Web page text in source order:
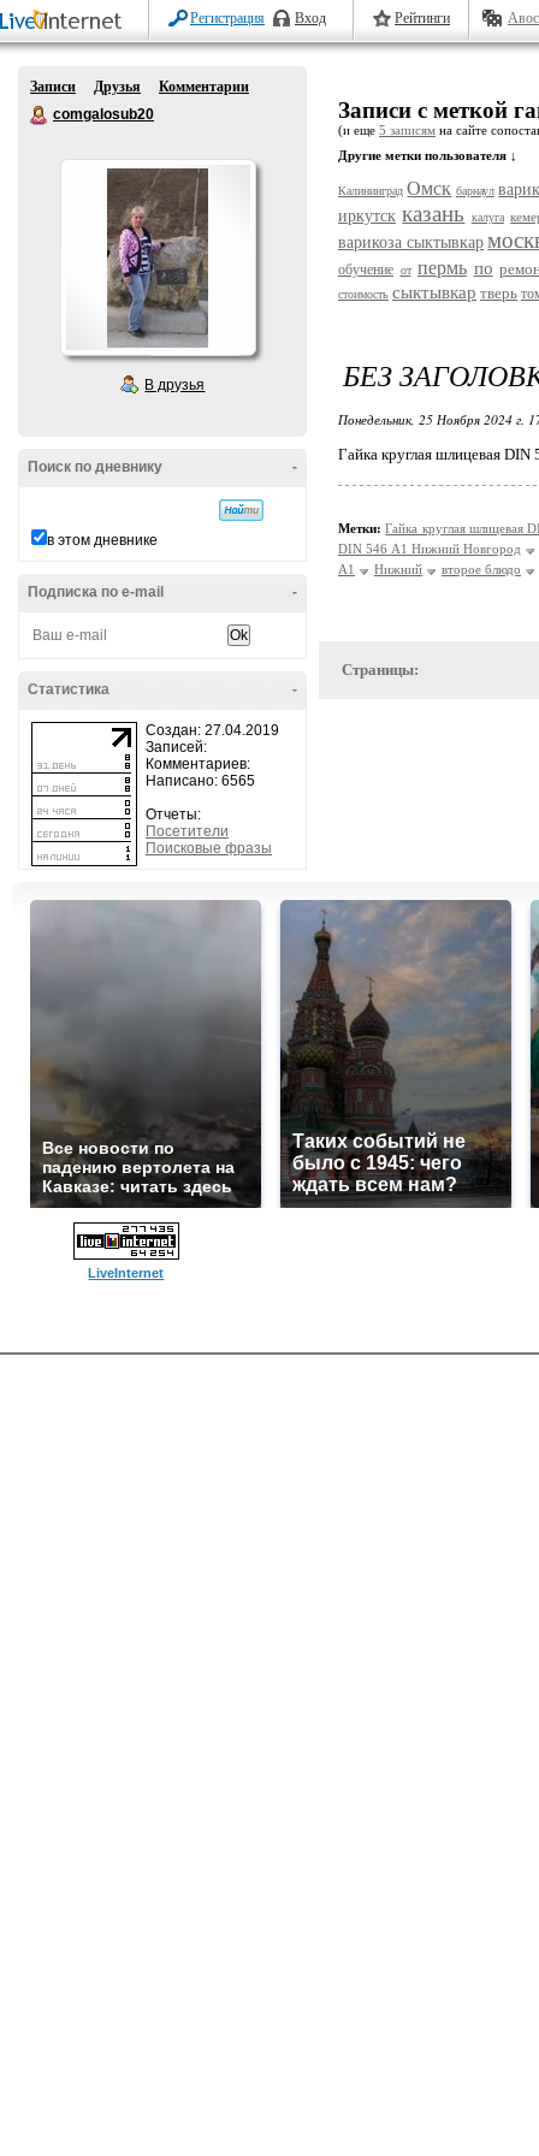
Регистрация Вход Рейтинги
Записи Друзья
Комментарии
comgalosub20
В друзья
-
Поиск по дневнику
в этом дневнике
-
Подписка по e-mail
-
Статистика
Создан: 27.04.2019
Записей:
Комментариев:
Написано: 6565
Отчеты:
Посетители
Поисковые фразы
Записи с меткой
(и еще 5 записям на сайте
Другие метки пользователя ↓
Калининград Омск барнаул
иркутск казань калуга
варикоза сыктывкар
обучение от пермь по
стоимость сыктывкар тверь
БЕЗ
Понедельник, 25 Ноября 2024 г.
Гайка круглая шлицевая
Метки: Гайка круглая
DIN 546 А1 Нижний Новгород
А1
Нижний второе блюдо
Страницы:
Все новости по
падению вертолета на
Кавказе: читать здесь
Таких событий не
было с 1945: чего
ждать всем нам?
LiveInternet